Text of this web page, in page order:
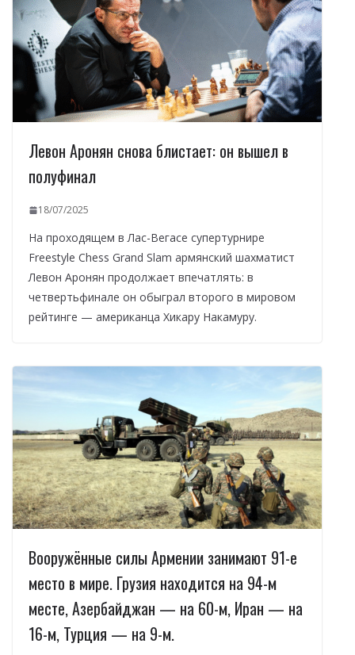
Левон Аронян снова блистает: он вышел в
полуфинал
18/07/2025
На проходящем в Лас-Вегасе супертурнире
Freestyle Chess Grand Slam армянский шахматист
Левон Аронян продолжает впечатлять: в
четвертьфинале он обыграл второго в мировом
рейтинге — американца Хикару Накамуру.
Вооружённые силы Армении занимают 91-е
место в мире. Грузия находится на 94-м
месте, Азербайджан — на 60-м, Иран — на
16-м, Турция — на 9-м.